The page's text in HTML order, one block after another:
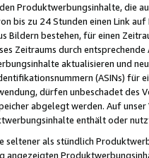
Produktwerbungsinhalte, die
bis zu 24 Stunden einen Link
Bildern bestehen, für einen
Zeitraums durch
aktualisieren und
(ASINs) für
dürfen unbeschadet des
abgelegt werden. Auf
enthält oder
seltener als stündlich
angezeigten